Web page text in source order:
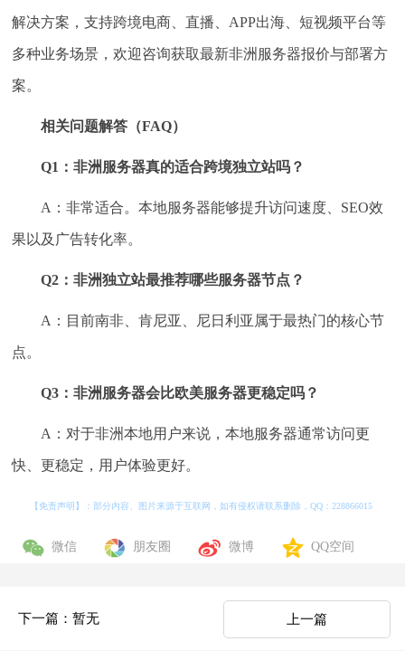
解决方案，支持跨境电商、直播、APP出海、短视频平台等
多种业务场景，欢迎咨询获取最新非洲服务器报价与部署方
案。
相关问题解答（FAQ）
Q1：非洲服务器真的适合跨境独立站吗？
A：非常适合。本地服务器能够提升访问速度、SEO效
果以及广告转化率。
Q2：非洲独立站最推荐哪些服务器节点？
A：目前南非、肯尼亚、尼日利亚属于最热门的核心节
点。
Q3：非洲服务器会比欧美服务器更稳定吗？
A：对于非洲本地用户来说，本地服务器通常访问更
快、更稳定，用户体验更好。
【免责声明】：部分内容、图片来源于互联网，如有侵权请联系删除，QQ：228866015
微信 朋友圈 微博 QQ空间
下一篇：暂无 上一篇